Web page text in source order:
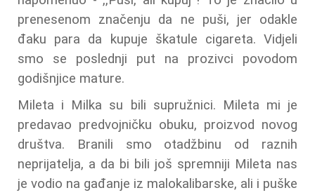
prenesenom značenju da ne puši, jer odakle
đaku para da kupuje škatule cigareta. Vidjeli
smo se poslednji put na prozivci povodom
godišnjice mature.
Mileta i Milka su bili supružnici. Mileta mi je
predavao predvojničku obuku, proizvod novog
društva. Branili smo otadžbinu od raznih
neprijatelja, a da bi bili još spremniji Mileta nas
je vodio na gađanje iz malokalibarske, ali i puške